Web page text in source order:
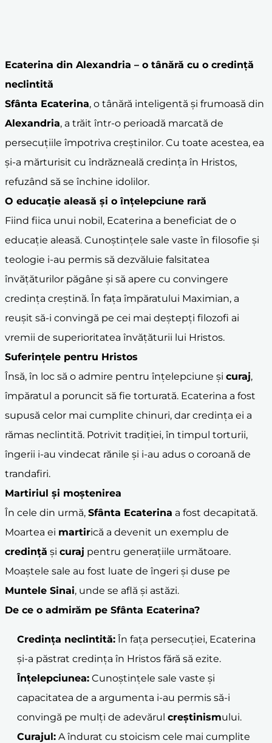
Ecaterina din Alexandria – o tânără cu o credință
neclintită
Sfânta Ecaterina, o tânără inteligentă și frumoasă din
Alexandria, a trăit într-o perioadă marcată de
persecuțiile împotriva creștinilor. Cu toate acestea, ea
și-a mărturisit cu îndrăzneală credința în Hristos,
refuzând să se închine idolilor.
O educație aleasă și o înțelepciune rară
Fiind fiica unui nobil, Ecaterina a beneficiat de o
educație aleasă. Cunoștințele sale vaste în filosofie și
teologie i-au permis să dezvăluie falsitatea
învățăturilor păgâne și să apere cu convingere
credința creștină. În fața împăratului Maximian, a
reușit să-i convingă pe cei mai deștepți filozofi ai
vremii de superioritatea învățăturii lui Hristos.
Suferințele pentru Hristos
Însă, în loc să o admire pentru înțelepciune și curaj,
împăratul a poruncit să fie torturată. Ecaterina a fost
supusă celor mai cumplite chinuri, dar credința ei a
rămas neclintită. Potrivit tradiției, în timpul torturii,
îngerii i-au vindecat rănile și i-au adus o coroană de
trandafiri.
Martiriul și moștenirea
În cele din urmă, Sfânta Ecaterina a fost decapitată.
Moartea ei martirică a devenit un exemplu de
credință și curaj pentru generațiile următoare.
Moaștele sale au fost luate de îngeri și duse pe
Muntele Sinai, unde se află și astăzi.
De ce o admirăm pe Sfânta Ecaterina?
Credința neclintită: În fața persecuției, Ecaterina
și-a păstrat credința în Hristos fără să ezite.
Înțelepciunea: Cunoștințele sale vaste și
capacitatea de a argumenta i-au permis să-i
convingă pe mulți de adevărul creștinismului.
Curajul: A îndurat cu stoicism cele mai cumplite